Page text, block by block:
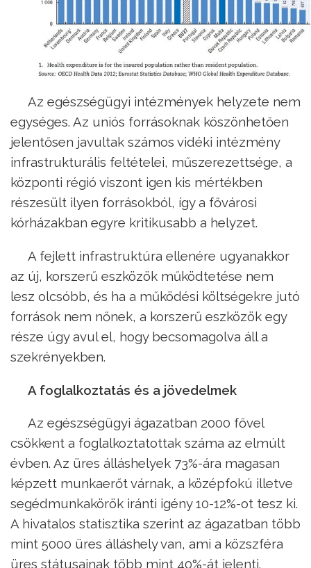
Az egészségügyi intézmények helyzete nem
egységes. Az uniós forrásoknak köszönhetően
jelentősen javultak számos vidéki intézmény
infrastrukturális feltételei, műszerezettsége, a
központi régió viszont igen kis mértékben
részesült ilyen forrásokból, így a fővárosi
kórházakban egyre kritikusabb a helyzet.
A fejlett infrastruktúra ellenére ugyanakkor
az új, korszerű eszközök működtetése nem
lesz olcsóbb, és ha a működési költségekre jutó
források nem nőnek, a korszerű eszközök egy
része úgy avul el, hogy becsomagolva áll a
szekrényekben.
A foglalkoztatás és a jövedelmek
Az egészségügyi ágazatban 2000 fővel
csökkent a foglalkoztatottak száma az elmúlt
évben. Az üres álláshelyek 73%-ára magasan
képzett munkaerőt várnak, a középfokú illetve
segédmunkakörök iránti igény 10-12%-ot tesz ki.
A hivatalos statisztika szerint az ágazatban több
mint 5000 üres álláshely van, ami a közszféra
üres státusainak több mint 40%-át jelenti.